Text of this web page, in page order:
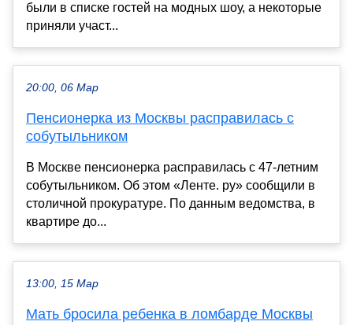
были в списке гостей на модных шоу, а некоторые
приняли участ...
20:00, 06 Мар
Пенсионерка из Москвы расправилась с
собутыльником
В Москве пенсионерка расправилась с 47-летним
собутыльником. Об этом «Ленте. ру» сообщили в
столичной прокуратуре. По данным ведомства, в
квартире до...
13:00, 15 Мар
Мать бросила ребенка в ломбарде Москвы